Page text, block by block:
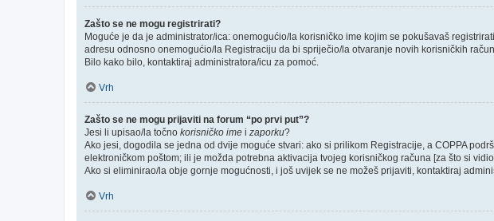
Zašto se ne mogu registrirati?
Moguće je da je administrator/ica: onemogućio/la korisničko ime kojim se pokušavaš
adresu odnosno onemogućio/la Registraciju da bi spriječio/la otvaranje novih korisničkih
Bilo kako bilo, kontaktiraj administratora/icu za pomoć.
Vrh
Zašto se ne mogu prijaviti na forum “po prvi put”?
Jesi li upisao/la točno korisničko ime i zaporku?
Ako jesi, dogodila se jedna od dvije moguće stvari: ako si prilikom Registracije, a COPPA
elektroničkom poštom; ili je možda potrebna aktivacija tvojeg korisničkog računa [za što si
Ako si eliminirao/la obje gornje mogućnosti, i još uvijek se ne možeš prijaviti, kontaktiraj
Vrh